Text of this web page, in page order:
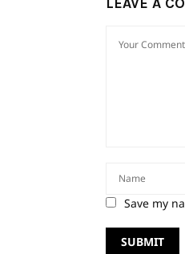
Save my